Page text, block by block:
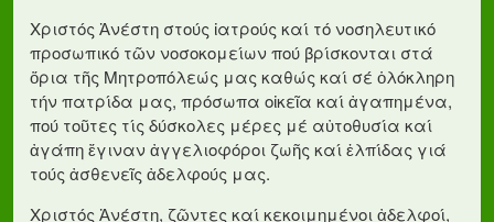
Χριστός Ἀνέστη στούς ἰατρούς καί τό νοσηλευτικό
προσωπικό τῶν νοσοκομείων πού βρίσκονται στά
ὅρια τῆς Μητροπόλεώς μας καθώς καί σέ ὁλόκληρη
τήν πατρίδα μας, πρόσωπα οἰκεῖα καί ἀγαπημένα,
πού τοῦτες τίς δύσκολες μέρες μέ αὐτοθυσία καί
ἀγάπη ἔγιναν ἀγγελιοφόροι ζωῆς καί ἐλπίδας γιά
τούς ἀσθενεῖς ἀδελφούς μας.
Χριστός Ἀνέστη, ζῶντες καί κεκοιμημένοι ἀδελφοί,